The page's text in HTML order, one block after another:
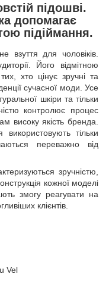
підошві.
допомагає
підіймання.
для чоловіків.
Його відмітною
хто цінує зручні та
сучасної моди. Усе
шкіри та тільки
контролює процес
високу якість бренда.
використовують тільки
переважно від
зручністю,
кожної моделі
змогу реагувати на
клієнтів.
Vel